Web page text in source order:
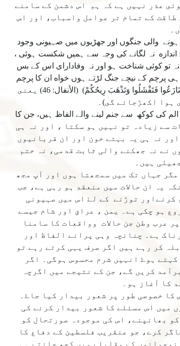
عذر نہيں ہے كہ ہم اس دشمن كے سامنے
طاقت كے تمام تر عوامل واسباب، اور اس
يا ان كے علاوه ديگر اوقات ميں ہونے والى جنگوں اور جھڑيوں ميں صہيونى وجود
نہ لگانے كى وجہ سے ہميں شكست ہوئى ،
تو كوئى شناخت ہو اور نہ وفاداراى اس كے بس
پرچم كے نيچے جنگ لڑتے ہوں خواه ان كا پرچم
گرہى كيوں نہ جائے اور ان كى طاقت كمزور ہى كيوں نہ ہوجائے، ارشاد باى تعالى ہے: (وَلَا تَنَازَعُوا فَتَفْشَلُوا وَتَذْهَبَ رِيحُكُمْ) (الأنفال: 46) يعنى
ہوا اكھڑجائے گى)۔
کی کوکھ سے جنم لینے والے الفاظ ہیں، جن کا
سے زیادہ تو نہیں ہو سکتا ، اور نہ ہی
نہ ہی يہ بہتے خون اور ان قربانیوں
نے نہ جھکنے والی ثابت قدمی، نہ ختم
ہیں۔
جہاں تک میں سمجھتا ہوں اور آپ مجھ
یہ ان حالات میں منعقد ہو رہی ہے، جب
کرنےاور توڑنے کے لۓ اس میں صہیونی
ہو چکی ہے۔ یمن ، عراق اور شام جیسے
عرب وطن جن حالات وواقعات كا سامنا
ہے۔ چنانچہ وہی پرانے الفاظ اور
کر رہے ہیں اگر صرف یہی کرتے رہے تو
ہوۓ انہیں شرم محسوس ہوگی۔ اگر
کریں گے، جن کے نتیجے میں اگرچہ
کا آغاز ہو۔
خصوصی طور پر شعور بیدار کیا جاۓ۔
میں اس مسئلے کا شعور بیدار کرنے کی
بھانپنے، اس کی موجودہ صورتحال کو
کرے، جو عنقریب فلسطین کے دفاع کا
کے مقابلے میں کچھ جانتے ہی